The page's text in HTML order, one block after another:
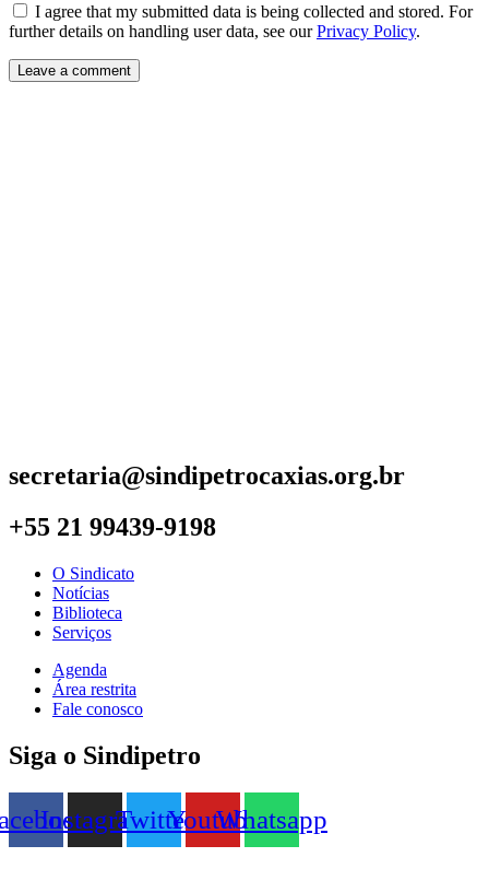
I agree that my submitted data is being collected and stored. For
further details on handling user data, see ourPrivacy Policy.
secretaria@sindipetrocaxias.org.br
+55 21 99439-9198
O Sindicato
Notícias
Biblioteca
Serviços
Agenda
Área restrita
Fale conosco
Siga o Sindipetro
InstagramTwitterYoutubeWhatsapp